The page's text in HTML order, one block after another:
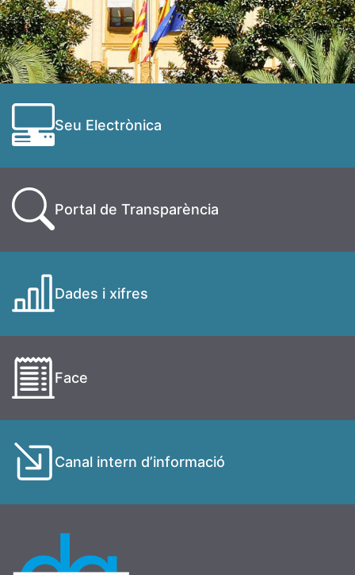
Seu Electrònica
Portal de Transparència
Dades i xifres
Face
Canal intern d’informació